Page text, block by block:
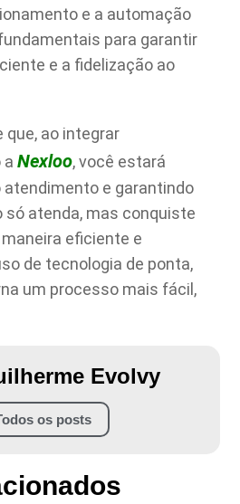
e a automação
para garantir
e a fidelização ao
que, ao integrar
aNexloo, você estará
atendimento e garantindo
só atenda, mas conquiste
eficiente e
de tecnologia de ponta,
um processo mais fácil,
Evolvy
os posts